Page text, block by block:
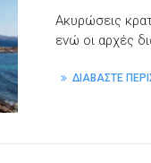
Ακυρώσεις
ενώ οι αρχές
ΔΙΑΒΑΣΤΕ